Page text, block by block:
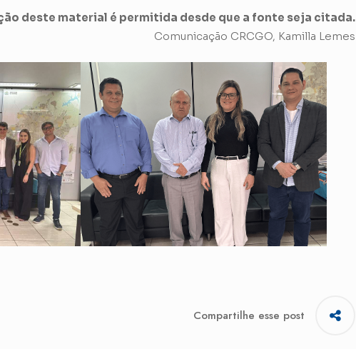
deste material é permitida desde que a fonte seja citada.
Comunicação CRCGO, Kamilla Lemes
Compartilhe esse post